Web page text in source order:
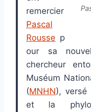
remercier
Pascal
Rousse p
our sa
chercheur
Muséum
(MNHN), versé
et la